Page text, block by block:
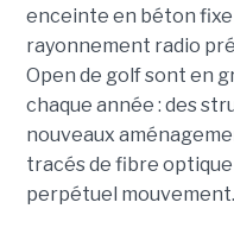
enceinte en béton fixe
rayonnement radio
Open de golf sont en
chaque année : des
nouveaux
tracés de fibre
perpétuel mouvement.